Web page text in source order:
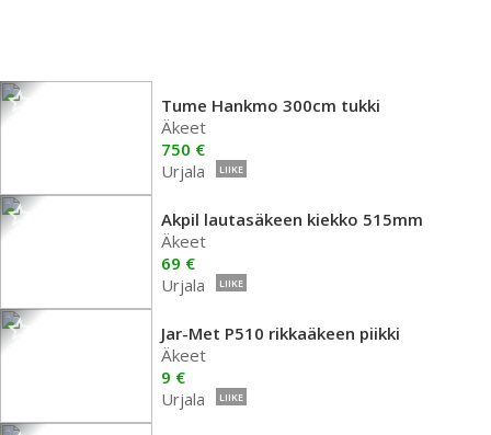
Tume Hankmo 300cm tukki
Äkeet
750 €
Urjala
LIIKE
Akpil lautasäkeen kiekko 515mm
Äkeet
69 €
Urjala
LIIKE
Jar-Met P510 rikkaäkeen piikki
Äkeet
9 €
Urjala
LIIKE